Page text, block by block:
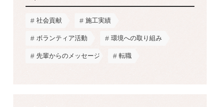
社会貢献 施工実績
ボランティア活動 環境への取り組み
先輩からのメッセージ 転職